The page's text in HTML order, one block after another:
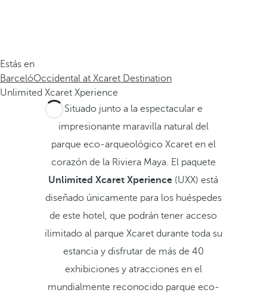
Estás en
BarcelóOccidental at Xcaret Destination
Unlimited Xcaret Xperience
Situado junto a la espectacular e
impresionante maravilla natural del
parque eco-arqueológico Xcaret en el
corazón de la Riviera Maya. El paquete
Unlimited Xcaret Xperience (UXX) está
diseñado únicamente para los huéspedes
de este hotel, que podrán tener acceso
ilimitado al parque Xcaret durante toda su
estancia y disfrutar de más de 40
exhibiciones y atracciones en el
mundialmente reconocido parque eco-